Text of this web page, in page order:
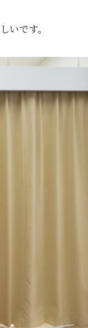
いです。